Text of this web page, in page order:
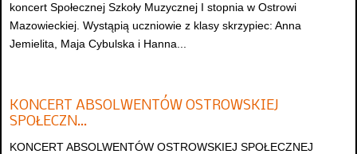
koncert Społecznej Szkoły Muzycznej I stopnia w Ostrowi
Mazowieckiej. Wystąpią uczniowie z klasy skrzypiec: Anna
Jemielita, Maja Cybulska i Hanna...
KONCERT ABSOLWENTÓW OSTROWSKIEJ
SPOŁECZN…
KONCERT ABSOLWENTÓW OSTROWSKIEJ SPOŁECZNEJ